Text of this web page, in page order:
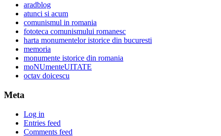
aradblog
atunci si acum
comunismul in romania
fototeca comunismului romanesc
harta monumentelor istorice din bucuresti
memoria
monumente istorice din romania
moNUmenteUITATE
octav doicescu
Meta
Log in
Entries feed
Comments feed